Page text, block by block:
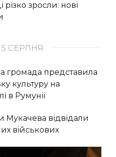
різко зросли: нові
5 СЕРПНЯ
громада представила
культуру на
в Румунії
Мукачева відвідали
військових